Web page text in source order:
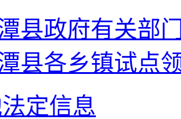
县政府有关部
县各乡镇试点
定信息